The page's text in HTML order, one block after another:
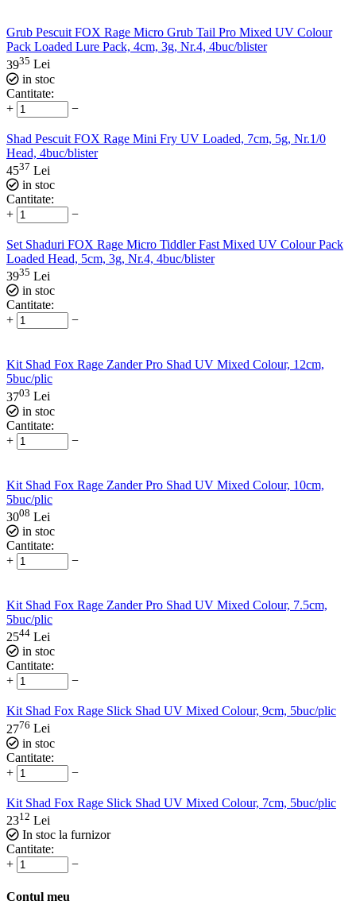
Grub Pescuit FOX Rage Micro Grub Tail Pro Mixed UV Colour
Pack Loaded Lure Pack, 4cm, 3g, Nr.4, 4buc/blister
3935 Lei
in stoc
Cantitate:
+
−
Shad Pescuit FOX Rage Mini Fry UV Loaded, 7cm, 5g, Nr.1/0
Head, 4buc/blister
4537 Lei
in stoc
Cantitate:
+
−
Set Shaduri FOX Rage Micro Tiddler Fast Mixed UV Colour Pack
Loaded Head, 5cm, 3g, Nr.4, 4buc/blister
3935 Lei
in stoc
Cantitate:
+
−
Kit Shad Fox Rage Zander Pro Shad UV Mixed Colour, 12cm,
5buc/plic
3703 Lei
in stoc
Cantitate:
+
−
Kit Shad Fox Rage Zander Pro Shad UV Mixed Colour, 10cm,
5buc/plic
3008 Lei
in stoc
Cantitate:
+
−
Kit Shad Fox Rage Zander Pro Shad UV Mixed Colour, 7.5cm,
5buc/plic
2544 Lei
in stoc
Cantitate:
+
−
Kit Shad Fox Rage Slick Shad UV Mixed Colour, 9cm, 5buc/plic
2776 Lei
in stoc
Cantitate:
+
−
Kit Shad Fox Rage Slick Shad UV Mixed Colour, 7cm, 5buc/plic
2312 Lei
In stoc la furnizor
Cantitate:
+
−
Contul meu